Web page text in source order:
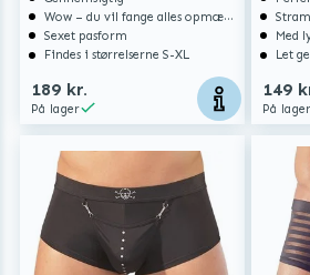
Wow – du vil fange alles opmærksomhed
Sexet pasform
Findes i størrelserne S-XL
189 kr.
På lager
Med
Let
149
På lager